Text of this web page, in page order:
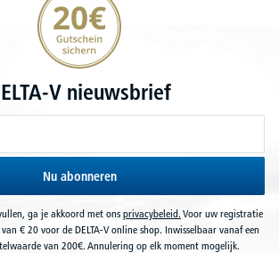
V nieuwsbrief
Nu abonneren
ga je akkoord met ons privacybeleid. Voor uw registratie
€ 20 voor de DELTA-V online shop. Inwisselbaar vanaf een
van 200€. Annulering op elk moment mogelijk.